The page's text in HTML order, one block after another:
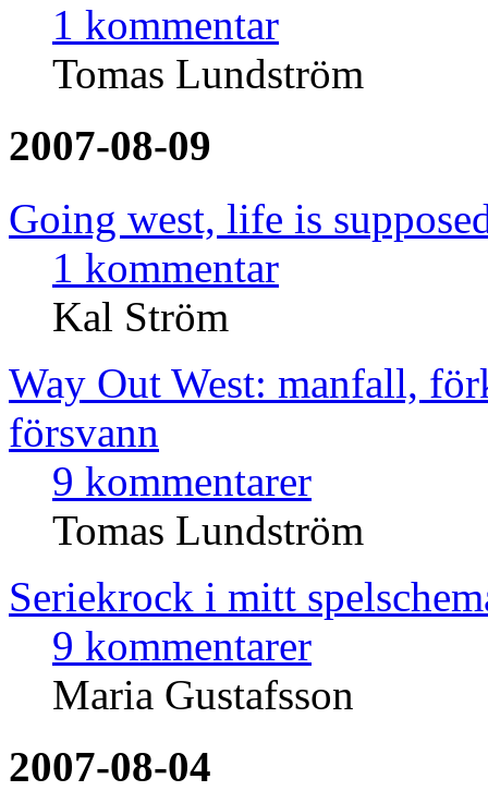
1 kommentar
Tomas Lundström
2007-08-09
Going west, life is
1 kommentar
Kal Ström
Way Out West: manfall,
försvann
9 kommentarer
Tomas Lundström
Seriekrock i mitt
9 kommentarer
Maria Gustafsson
2007-08-04